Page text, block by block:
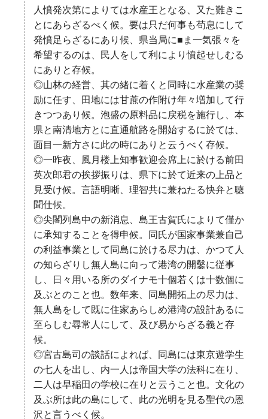
人憤発次第によりては水産王となる、又た難きこ
とにあらざるべく候。要は只だ何事も苟息にして
発憤足らざるにあり候、県当局に■ま一気張々を
希望するのは、民人をして利により憤起せしむる
にありと存候。
◎山林の経営、其の緒に着くと同時に水産業の奨
励に任す、田地には甘蔗の作附け年々増加して行
きつつあり候。泡盛の原料品に戻税を施行し、本
県と南清地方とに直通航路を開始するに於ては、
面目一新方さに此の時にありと云うべく存候。
◎一昨夜、風月楼上知事歓迎会席上に於ける前田
英次郎君の挨拶振りは、県下に於て近来の上品と
見受け候。言語明晰、理智共に兼ねたる快弁と聴
聞仕候。
◎尖閣列島中の新消息、島王古賀氏によりて僅か
に承知することを得申候。同氏が国家事業兼自己
の利益事業として同島に於ける尽力は、かつて人
の知らざりし無人島に向って港湾の開鑿に従事
し、日々用いる所のダイナモ十個若くは十数個に
及ぶとのこと也。数年来、同島開拓上の尽力は、
無人島をして既に住家あらしめ港湾の設計あるに
至らしむ尋常人にして、及び易からざる義と存
候。
◎宮古島司の談話によれば、同島には東京遊学生
の七人を出し、内一人は帝国大学の法科に在り、
二人は早稲田の学校に在りと云うこと也。文化の
及ぶ所は此の島にして、此の光明を見る聖代の恩
沢と言うべく候。